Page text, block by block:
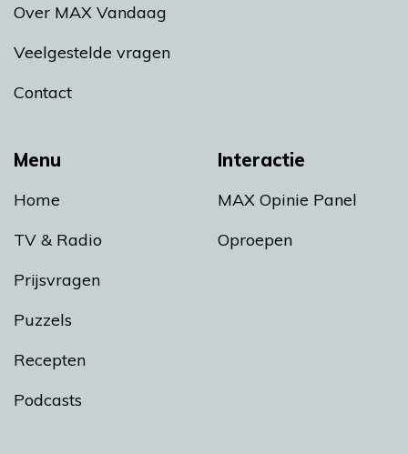
Menu
Home
TV & Radio
Prijsvragen
Puzzels
Recepten
Podcasts
Interactie
MAX Opinie Panel
Oproepen
Over MAX Vandaag
Veelgestelde vragen
Contact